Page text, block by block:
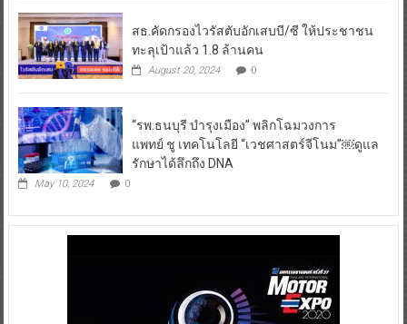
สธ.คัดกรองไวรัสตับอักเสบบี/ซี ให้ประชาชน
ทะลุเป้าแล้ว 1.8 ล้านคน
August 20, 2024 0
“รพ.ธนบุรี บำรุงเมือง” พลิกโฉมวงการ
แพทย์ ชู เทคโนโลยี “เวชศาสตร์จีโนม”￼ดูแล
รักษาได้ลึกถึง DNA
May 10, 2024 0